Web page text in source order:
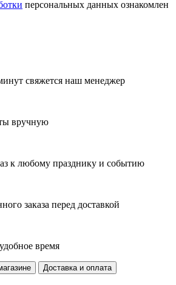
персональных данных ознакомлен
свяжется наш менеджер
вручную
к любому празднику и событию
заказа перед доставкой
время
Доставка и оплата